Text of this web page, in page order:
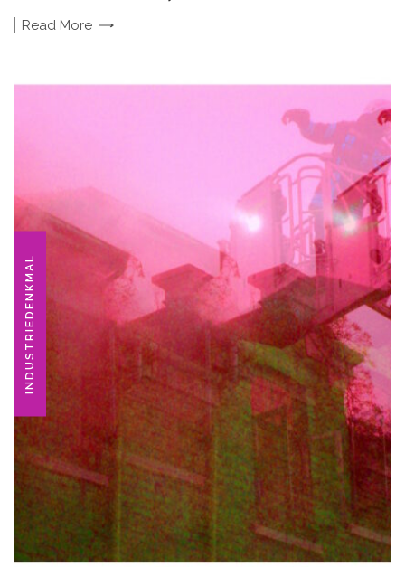
Read More
INDUSTRIEDENKMAL